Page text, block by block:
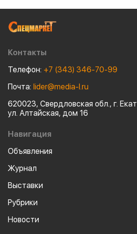
обеспечив хозяйства страны
более чем 175 000 единиц
современной техники и
Навигация
Объявления
Журнал
Выставки
Рубрики
Новости
Контакты
Телефон: +7 (343) 346-70-99
Почта: lider@media-l.ru
620023, Свердловская обл., г.
ул. Алтайская, дом 16